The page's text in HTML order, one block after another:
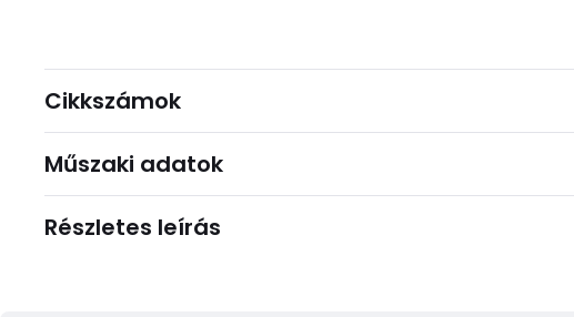
Cikkszámok
Műszaki adatok
Részletes leírás